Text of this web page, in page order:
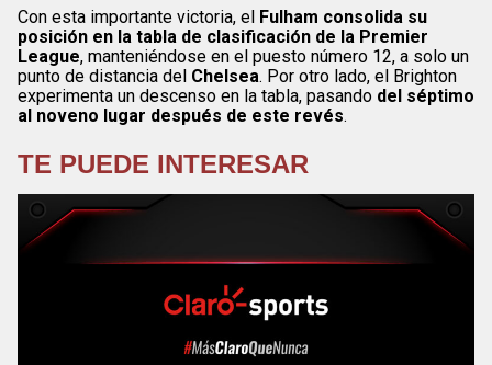
Con esta importante victoria, el Fulham consolida su
posición en la tabla de clasificación de la Premier
League, manteniéndose en el puesto número 12, a solo un
punto de distancia del Chelsea. Por otro lado, el Brighton
experimenta un descenso en la tabla, pasando del séptimo
al noveno lugar después de este revés.
TE PUEDE INTERESAR